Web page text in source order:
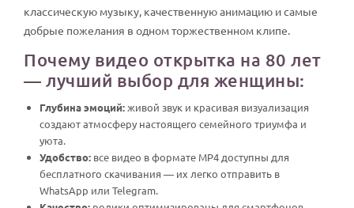
классическую музыку, качественную анимацию и самые
добрые пожелания в одном торжественном клипе.
Почему видео открытка на 80 лет
— лучший выбор для женщины:
Глубина эмоций:живой звук и красивая визуализация
создают атмосферу настоящего семейного триумфа и
уюта.
Удобство: все видео в формате MP4 доступны для
бесплатного скачивания — их легко отправить в
WhatsApp или Telegram.